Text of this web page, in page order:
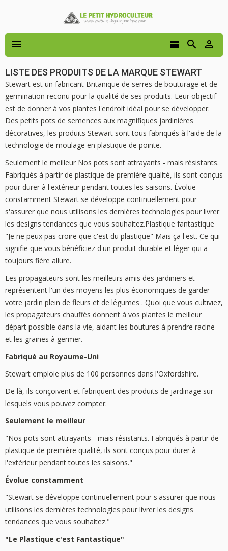
 


LISTE DES PRODUITS DE LA MARQUE STEWART
Stewart est un fabricant Britanique de serres de bouturage et de
germination reconu pour la qualité de ses produits. Leur objectif
est de donner à vos plantes l'endroit idéal pour se développer.
Des petits pots de semences aux magnifiques jardinières
décoratives, les produits Stewart sont tous fabriqués à l'aide de la
technologie de moulage en plastique de pointe.
Seulement le meilleur Nos pots sont attrayants - mais résistants.
Fabriqués à partir de plastique de première qualité, ils sont conçus
pour durer à l'extérieur pendant toutes les saisons. Évolue
constamment Stewart se développe continuellement pour
s'assurer que nous utilisons les dernières technologies pour livrer
les designs tendances que vous souhaitez.Plastique fantastique
"Je ne peux pas croire que c'est du plastique" Mais ça l'est. Ce qui
signifie que vous bénéficiez d'un produit durable et léger qui a
toujours fière allure.
Les propagateurs sont les meilleurs amis des jardiniers et
représentent l'un des moyens les plus économiques de garder
votre jardin plein de fleurs et de légumes . Quoi que vous cultiviez,
les propagateurs chauffés donnent à vos plantes le meilleur
départ possible dans la vie, aidant les boutures à prendre racine
et les graines à germer.
Fabriqué au Royaume-Uni
Stewart emploie plus de 100 personnes dans l'Oxfordshire.
De là, ils conçoivent et fabriquent des produits de jardinage sur
lesquels vous pouvez compter.
Seulement le meilleur
"Nos pots sont attrayants - mais résistants. Fabriqués à partir de
plastique de première qualité, ils sont conçus pour durer à
l'extérieur pendant toutes les saisons."
Évolue constamment
"Stewart se développe continuellement pour s'assurer que nous
utilisons les dernières technologies pour livrer les designs
tendances que vous souhaitez."
"Le Plastique c'est Fantastique"